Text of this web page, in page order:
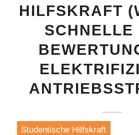
HILFSKRAFT
SCHNELLE
Studentische Hilfskraft